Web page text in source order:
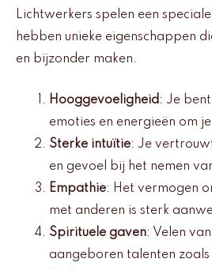
Lichtwerkers spelen een
hebben unieke eigenschappen
en bijzonder maken.
Hooggevoeligheid : Je
emoties en energieën om
Sterke intuïtie: Je
en gevoel bij het nemen
Empathie: Het vermogen
met anderen is sterk
Spirituele gaven: Velen
aangeboren talenten